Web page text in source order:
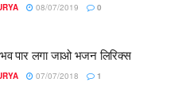
08/07/2019 0
भव पार लगा जाओ भजन लिरिक्स
07/07/2018 1